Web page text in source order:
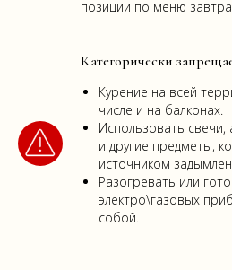
позиции по меню
Категорически
Курение на всей
числе и на балконах.
Использовать свечи,
и другие предметы,
источником
Разогревать или
электро\газовых
собой.